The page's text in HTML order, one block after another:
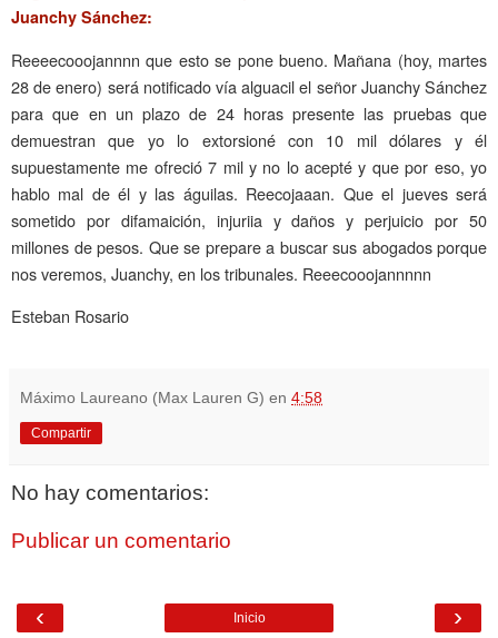
Juanchy Sánchez:
Reeeecooojannnn que esto se pone bueno. Mañana (hoy, martes
28 de enero) será notificado vía alguacil el señor Juanchy Sánchez
para que en un plazo de 24 horas presente las pruebas que
demuestran que yo lo extorsioné con 10 mil dólares y él
supuestamente me ofreció 7 mil y no lo acepté y que por eso, yo
hablo mal de él y las águilas. Reecojaaan. Que el jueves será
sometido por difamaición, injuriia y daños y perjuicio por 50
millones de pesos. Que se prepare a buscar sus abogados porque
nos veremos, Juanchy, en los tribunales. Reeecooojannnnn
Esteban Rosario
Máximo Laureano (Max Lauren G) en 4:58
Compartir
No hay comentarios:
Publicar un comentario
‹ ›
Inicio